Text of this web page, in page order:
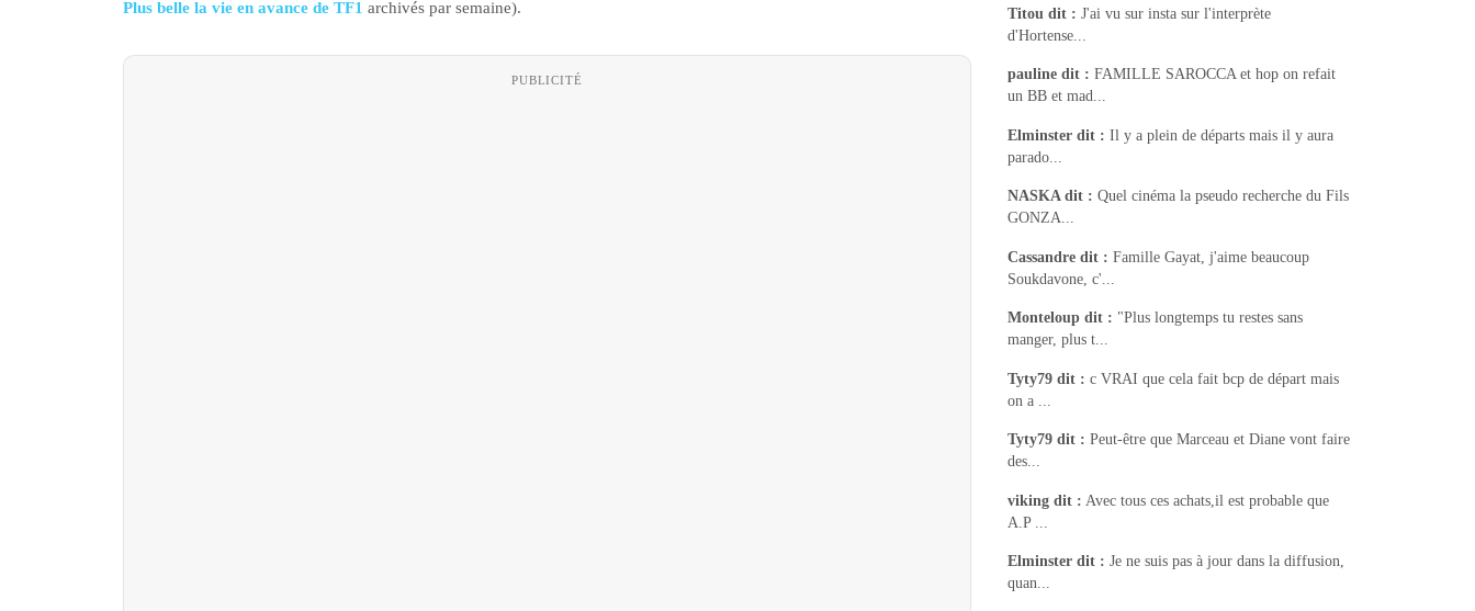
Plus belle la vie en avance de TF1 archivés par semaine).
PUBLICITÉ
Titou dit : J'ai vu sur insta sur l'interprète
d'Hortense...
pauline dit : FAMILLE SAROCCA et hop on refait
un BB et mad...
Elminster dit : Il y a plein de départs mais il y aura
parado...
NASKAdit : Quel cinéma la pseudo recherche du Fils
GONZA...
Cassandre dit : Famille Gayat, j'aime beaucoup
Soukdavone, c'...
Monteloup dit : "Plus longtemps tu restes sans
manger, plus t...
Tyty79 dit : c VRAI que cela fait bcp de départ mais
on a ...
Tyty79 dit : Peut-être que Marceau et Diane vont faire
des...
viking dit : Avec tous ces achats,il est probable que
A.P ...
Elminster dit : Je ne suis pas à jour dans la diffusion,
quan...